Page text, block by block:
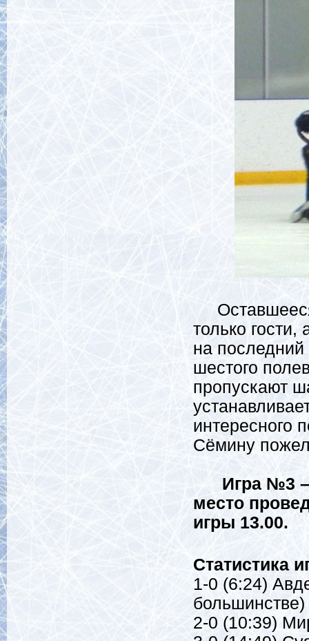
Оставшееся
только гости,
на последний
шестого
пропускают
интересного
Сёмину
Игра №3
место
игры 13.00.
Статистика
1-0 (6:24)
большинстве)
2-0 (10:39)